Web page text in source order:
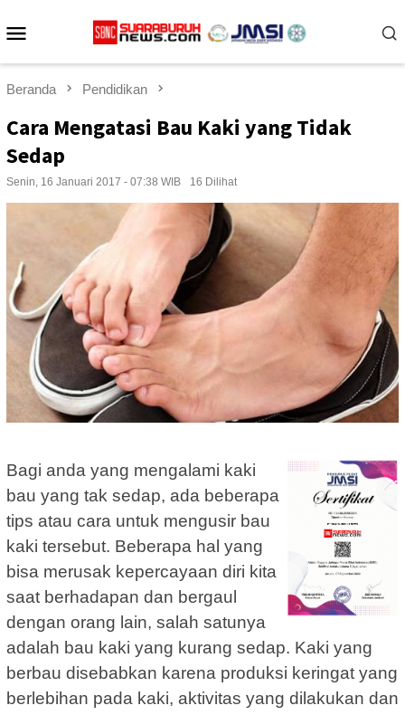
ke
Beranda Pendidikan
Cara Mengatasi Bau Kaki yang Tidak
Sedap
Senin, 16 Januari 2017 - 07:38 WIB 16 Dilihat
Bagi anda yang mengalami kaki
bau yang tak sedap, ada beberapa
tips atau cara untuk mengusir bau
kaki tersebut. Beberapa hal yang
bisa merusak kepercayaan diri kita
saat berhadapan dan bergaul
dengan orang lain, salah satunya
adalah bau kaki yang kurang sedap. Kaki yang
berbau disebabkan karena produksi keringat yang
berlebihan pada kaki, aktivitas yang dilakukan dan